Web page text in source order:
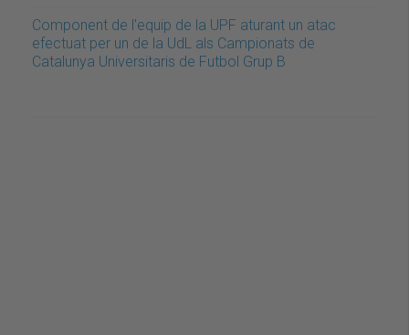
Component de l'equip de la UPF aturant un atac
efectuat per un de la UdL als Campionats de
Catalunya Universitaris de Futbol Grup B